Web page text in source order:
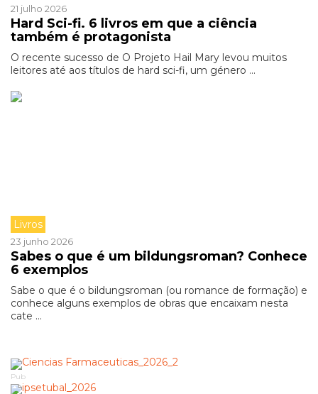
21 julho 2026
Hard Sci-fi. 6 livros em que a ciência
também é protagonista
O recente sucesso de O Projeto Hail Mary levou muitos
leitores até aos títulos de hard sci-fi, um género ...
Livros
23 junho 2026
Sabes o que é um bildungsroman? Conhece
6 exemplos
Sabe o que é o bildungsroman (ou romance de formação) e
conhece alguns exemplos de obras que encaixam nesta
cate ...
Pub